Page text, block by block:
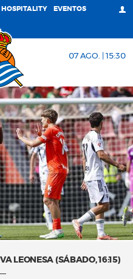
HOSPITALITY EVENTOS
07 AGO. | 15:30
LEONESA (SÁBADO, 16:15)